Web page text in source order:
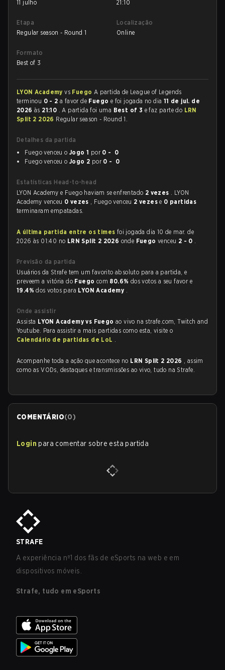
11 julho
21:10
Etapa
Regular season - Round 1
Localização
Online
Formato
Best of 3
LYON Academyvs Fuego A partida de League of Legends
terminou 0 - 2 a favor de Fuego e foi jogada no dia 11 de jul. de
2026 às 21:10 . A partida foi uma Best of 3 e faz parte do LRN
Split 2 2026 Regular season - Round 1.
Detalhes da partida
Fuego venceu o Jogo 1 por 0 - 0
Fuego venceu o Jogo 2 por 0 - 0
Estatísticas Head-to-head
LYON Academy e Fuego haviam se enfrentado 2 vezes . LYON
Academy venceu 0 vezes , Fuego venceu 2 vezese 0 partidas
terminaram empatadas.
A última partida entre os times foi jogada dia 10 de mar. de
2026 às 01:40 no LRN Split 2 2026 onde Fuegovenceu 2 - 0 .
Previsão da partida
Usuários da Strafe tem um favorito absoluto para a partida, e
preveem a vitória do Fuego com 80.6% dos votos a seu favor e
19.4%dos votos para LYON Academy .
Onde assistir
Assista LYON Academy vs Fuegoao vivo na strafe.com, Twitch and
Youtube. Para assistir a mais partidas como esta, visite o
Calendário de partidas de LoL .
Acompanhe toda a ação que acontece no LRN Split 2 2026 , assim
como as VODs, destaques e transmissões ao vivo, tudo na Strafe.
COMENTÁRIO(0)
Login para comentar sobre esta partida
STRAFE
A experiência nº1 dos fãs de eSports na web e em
dispositivos móveis.
Strafe, tudo em eSports